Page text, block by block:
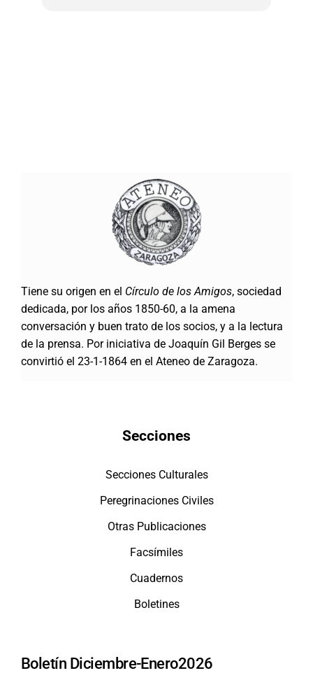
Tiene su origen en el Círculo de los Amigos, sociedad
dedicada, por los años 1850-60, a la amena
conversación y buen trato de los socios, y a la lectura
de la prensa. Por iniciativa de Joaquín Gil Berges se
convirtió el 23-1-1864 en el Ateneo de Zaragoza.
Secciones
Secciones Culturales
Peregrinaciones Civiles
Otras Publicaciones
Facsímiles
Cuadernos
Boletines
Boletín Diciembre-Enero2026